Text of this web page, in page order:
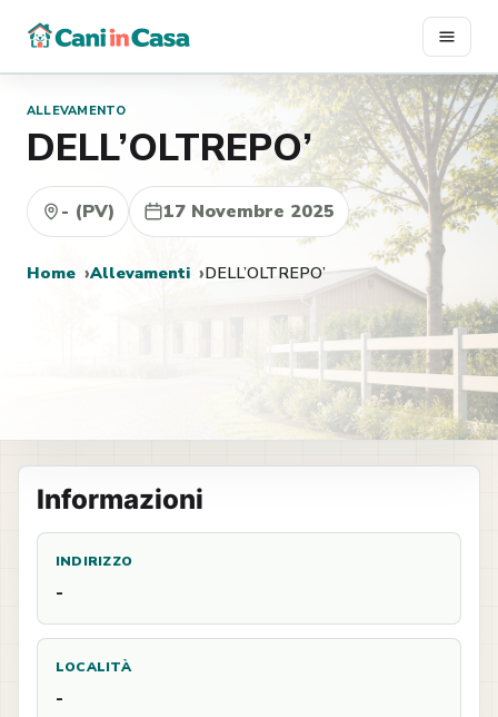
contenuto
ALLEVAMENTO
DELL’OLTREPO’
- (PV) 17 Novembre 2025
Home Allevamenti DELL’OLTREPO’
Informazioni
INDIRIZZO
-
LOCALITÀ
-